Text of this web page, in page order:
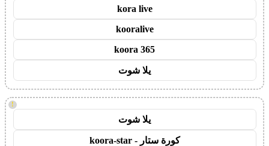
kora live
kooralive
koora 365
يلا شوت
!
يلا شوت
كورة ستار - koora-star